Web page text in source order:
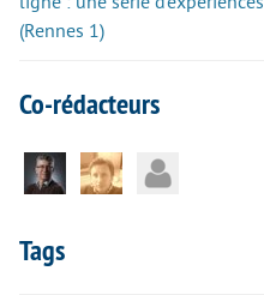
(Rennes 1)
Co-rédacteurs
Tags